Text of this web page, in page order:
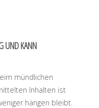
UND KANN
mündlichen
Inhalten ist
hängen bleibt.